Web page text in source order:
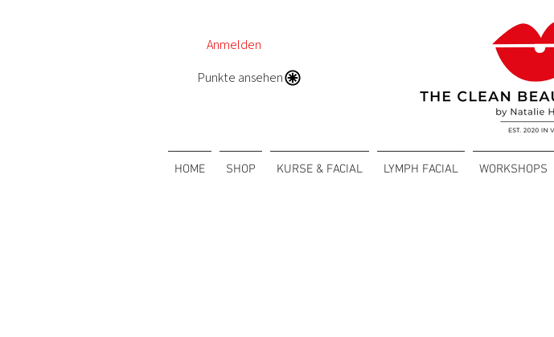
Anmelden
Punkte ansehen
HOME SHOP KURSE & FACIAL LYMPH FACIAL WORKSHOPS